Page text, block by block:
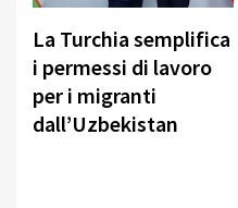
La Turchia semplifica
i permessi di lavoro
per i migranti
dall’Uzbekistan